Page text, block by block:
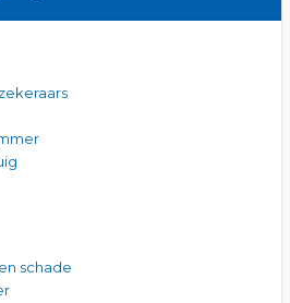
schade